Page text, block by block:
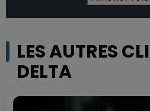
LES AUTRES
DELTA